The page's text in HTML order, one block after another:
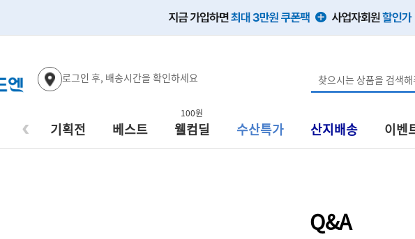
로그인 후, 배송시간을 확인하세요
‹ 기획전 베스트
100원
웰컴딜 수산특가 산지배송 이벤
Q&A